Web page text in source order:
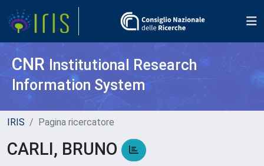
CNR Institutional Research
Information System
IRIS Pagina ricercatore
CARLI, BRUNO